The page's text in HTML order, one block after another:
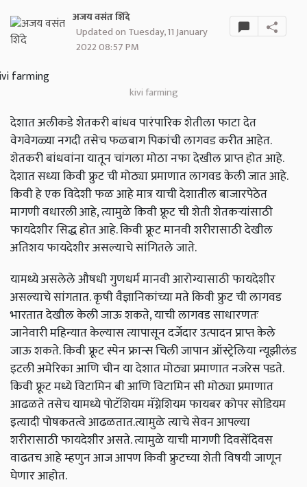
अजय वसंत शिंदे
Updated on Tuesday, 11 January
2022 08:57 PM
kivi farming
देशात अलीकडे शेतकरी बांधव पारंपारिक शेतीला फाटा देत
वेगवेगळ्या नगदी तसेच फळबाग पिकांची लागवड करीत आहेत.
शेतकरी बांधवांना यातून चांगला मोठा नफा देखील प्राप्त होत आहे.
देशात सध्या किवी फ्रुट ची मोठ्या प्रमाणात लागवड केली जात आहे.
किवी हे एक विदेशी फळ आहे मात्र याची देशातील बाजारपेठेत
मागणी वधारली आहे, त्यामुळे किवी फ्रूट ची शेती शेतकऱ्यांसाठी
फायदेशीर सिद्ध होत आहे. किवी फ्रूट मानवी शरीरासाठी देखील
अतिशय फायदेशीर असल्याचे सांगितले जाते.
यामध्ये असलेले औषधी गुणधर्म मानवी आरोग्यासाठी फायदेशीर
असल्याचे सांगतात. कृषी वैज्ञानिकांच्या मते किवी फ्रुट ची लागवड
भारतात देखील केली जाऊ शकते, याची लागवड साधारणतः
जानेवारी महिन्यात केल्यास त्यापासून दर्जेदार उत्पादन प्राप्त केले
जाऊ शकते. किवी फ्रूट स्पेन फ्रान्स चिली जापान ऑस्ट्रेलिया न्यूझीलंड
इटली अमेरिका आणि चीन या देशात मोठ्या प्रमाणात नजरेस पडते.
किवी फ्रूट मध्ये विटामिन बी आणि विटामिन सी मोठ्या प्रमाणात
आढळते तसेच यामध्ये पोटॅशियम मॅग्नेशियम फायबर कोपर सोडियम
इत्यादी पोषकतत्वे आढळतात.त्यामुळे त्याचे सेवन आपल्या
शरीरासाठी फायदेशीर असते. त्यामुळे याची मागणी दिवसेंदिवस
वाढतच आहे म्हणुन आज आपण किवी फ्रुटच्या शेती विषयी जाणून
घेणार आहोत.